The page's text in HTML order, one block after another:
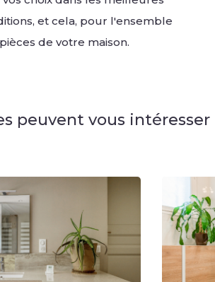
et cela, pour l'ensemble
de votre maison.
peuvent vous intéresser